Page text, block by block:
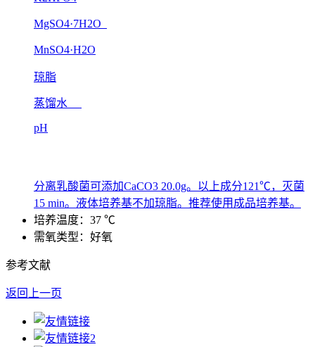
MgSO4·7H2O
MnSO4·H2O
琼脂
蒸馏水
pH
分离乳酸菌可添加CaCO3 20.0g。以上成分121℃，灭菌
15 min。液体培养基不加琼脂。推荐使用成品培养基。
培养温度：37 ℃
需氧类型：好氧
参考文献
返回上一页